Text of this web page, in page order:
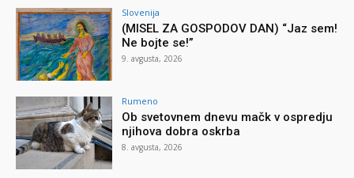
Slovenija
(MISEL ZA GOSPODOV DAN) “Jaz sem!
Ne bojte se!”
9. avgusta, 2026
Rumeno
Ob svetovnem dnevu mačk v ospredju
njihova dobra oskrba
8. avgusta, 2026